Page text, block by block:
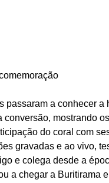
passaram a conhecer a
mostrando
do coral com
gravadas e ao vivo,
e colega desde a
a chegar a Buritirama